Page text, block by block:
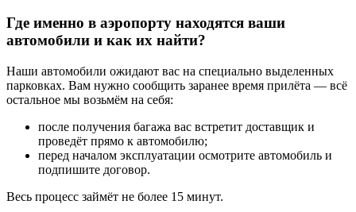
Где именно в аэропорту находятся ваши
автомобили и как их найти?
Наши автомобили ожидают вас на специально выделенных
парковках. Вам нужно сообщить заранее время прилёта — всё
остальное мы возьмём на себя:
после получения багажа вас встретит доставщик и
проведёт прямо к автомобилю;
перед началом эксплуатации осмотрите автомобиль и
подпишите договор.
Весь процесс займёт не более 15 минут.